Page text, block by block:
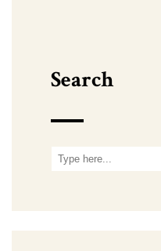
Search